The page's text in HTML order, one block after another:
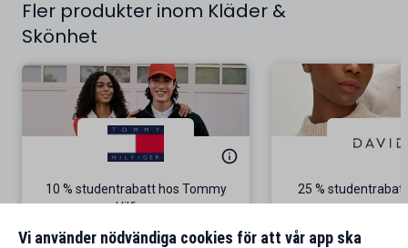
Fler produkter inom Kläder &
Skönhet
10 % studentrabatt hos Tommy
Hilfiger
Gäller på ordinarie pris
25 %
Vi använder nödvändiga cookies för att vår app ska